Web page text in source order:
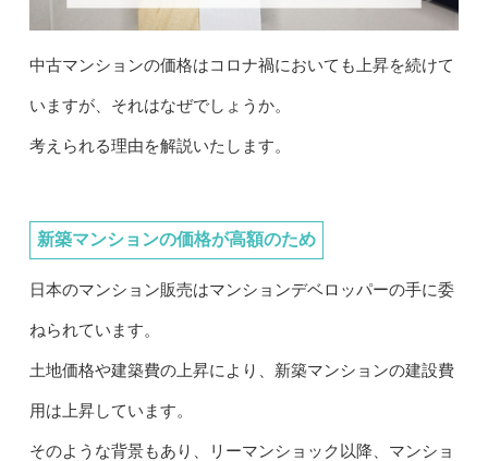
中古マンションの価格はコロナ禍においても上昇を続けて
いますが、それはなぜでしょうか。
考えられる理由を解説いたします。
新築マンションの価格が高額のため
日本のマンション販売はマンションデベロッパーの手に委
ねられています。
土地価格や建築費の上昇により、新築マンションの建設費
用は上昇しています。
そのような背景もあり、リーマンショック以降、マンショ